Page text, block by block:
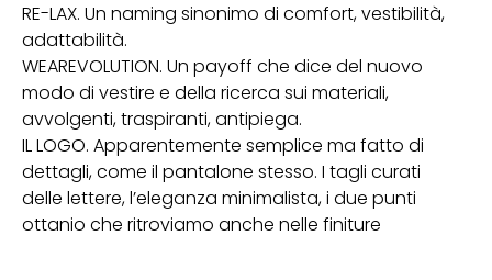
RE-LAX. Un naming sinonimo di comfort, vestibilità,
adattabilità.
WEAREVOLUTION. Un payoff che dice del nuovo
modo di vestire e della ricerca sui materiali,
avvolgenti, traspiranti, antipiega.
IL LOGO. Apparentemente semplice ma fatto di
dettagli, come il pantalone stesso. I tagli curati
delle lettere, l’eleganza minimalista, i due punti
ottanio che ritroviamo anche nelle finiture